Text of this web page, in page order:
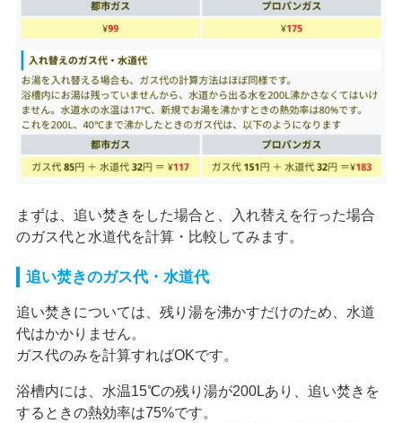
まずは、追い焚きをした場合と、入れ替えを行った場合
のガス代と水道代を計算・比較してみます。
追い焚きのガス代・水道代
追い焚きについては、残り湯を沸かすだけのため、水道
代はかかりません。
ガス代のみを計算すればOKです。
浴槽内には、水温15℃の残り湯が200Lあり、追い焚きを
するときの熱効率は75%です。